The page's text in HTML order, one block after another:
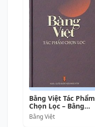
Bằng Việt Tác Phẩm
Chọn Lọc – Bằng
Việt full mobi pdf
epub azw3 [Thơ Ca]
Bằng Việt